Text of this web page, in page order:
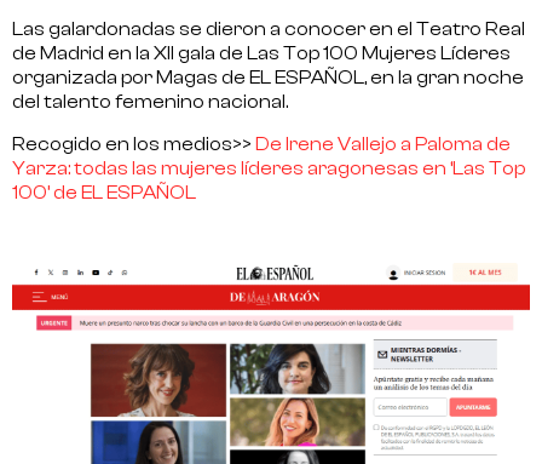
Las galardonadas se dieron a conocer en el Teatro Real
de Madrid en la XII gala de Las Top 100 Mujeres Líderes
organizada por Magas de EL ESPAÑOL, en la gran noche
del talento femenino nacional.
Recogido en los medios>> De Irene Vallejo a Paloma de
Yarza: todas las mujeres líderes aragonesas en ‘Las Top
100’ de EL ESPAÑOL